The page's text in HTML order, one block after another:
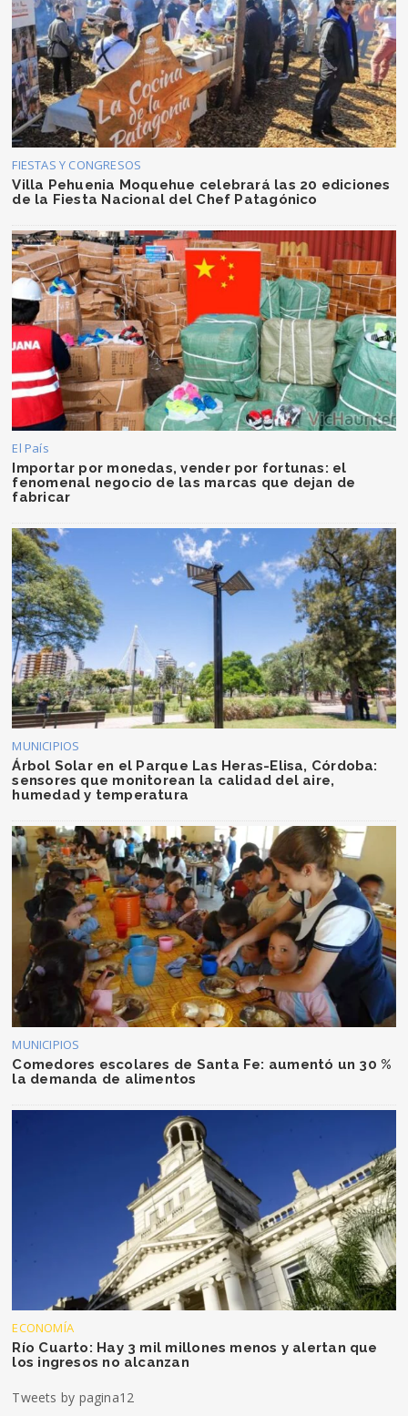
FIESTAS Y CONGRESOS
Villa Pehuenia Moquehue celebrará las 20 ediciones
de la Fiesta Nacional del Chef Patagónico
El País
Importar por monedas, vender por fortunas: el
fenomenal negocio de las marcas que dejan de
fabricar
MUNICIPIOS
Árbol Solar en el Parque Las Heras-Elisa, Córdoba:
sensores que monitorean la calidad del aire,
humedad y temperatura
MUNICIPIOS
Comedores escolares de Santa Fe: aumentó un 30 %
la demanda de alimentos
ECONOMÍA
Río Cuarto: Hay 3 mil millones menos y alertan que
los ingresos no alcanzan
Tweets by pagina12